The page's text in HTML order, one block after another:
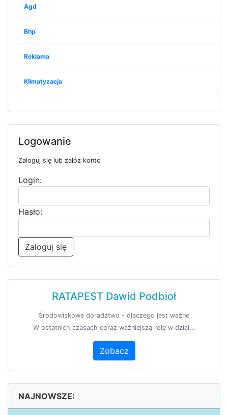
Agd
Bhp
Reklama
Klimatyzacja
Logowanie
Zaloguj się lub załóż konto
Login:
Hasło:
Zaloguj się
RATAPEST Dawid Podbioł
Środowiskowe doradztwo - dlaczego jest ważne
W ostatnich czasach coraz ważniejszą rolę w dział...
Zobacz
NAJNOWSZE: